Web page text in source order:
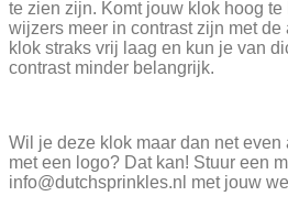
te zien zijn. Komt jouw klok hoog
wijzers meer in contrast zijn met
klok straks vrij laag en kun je van
contrast minder belangrijk.
Wil je deze klok maar dan net even
met een logo? Dat kan! Stuur een
info@dutchsprinkles.nl met jouw